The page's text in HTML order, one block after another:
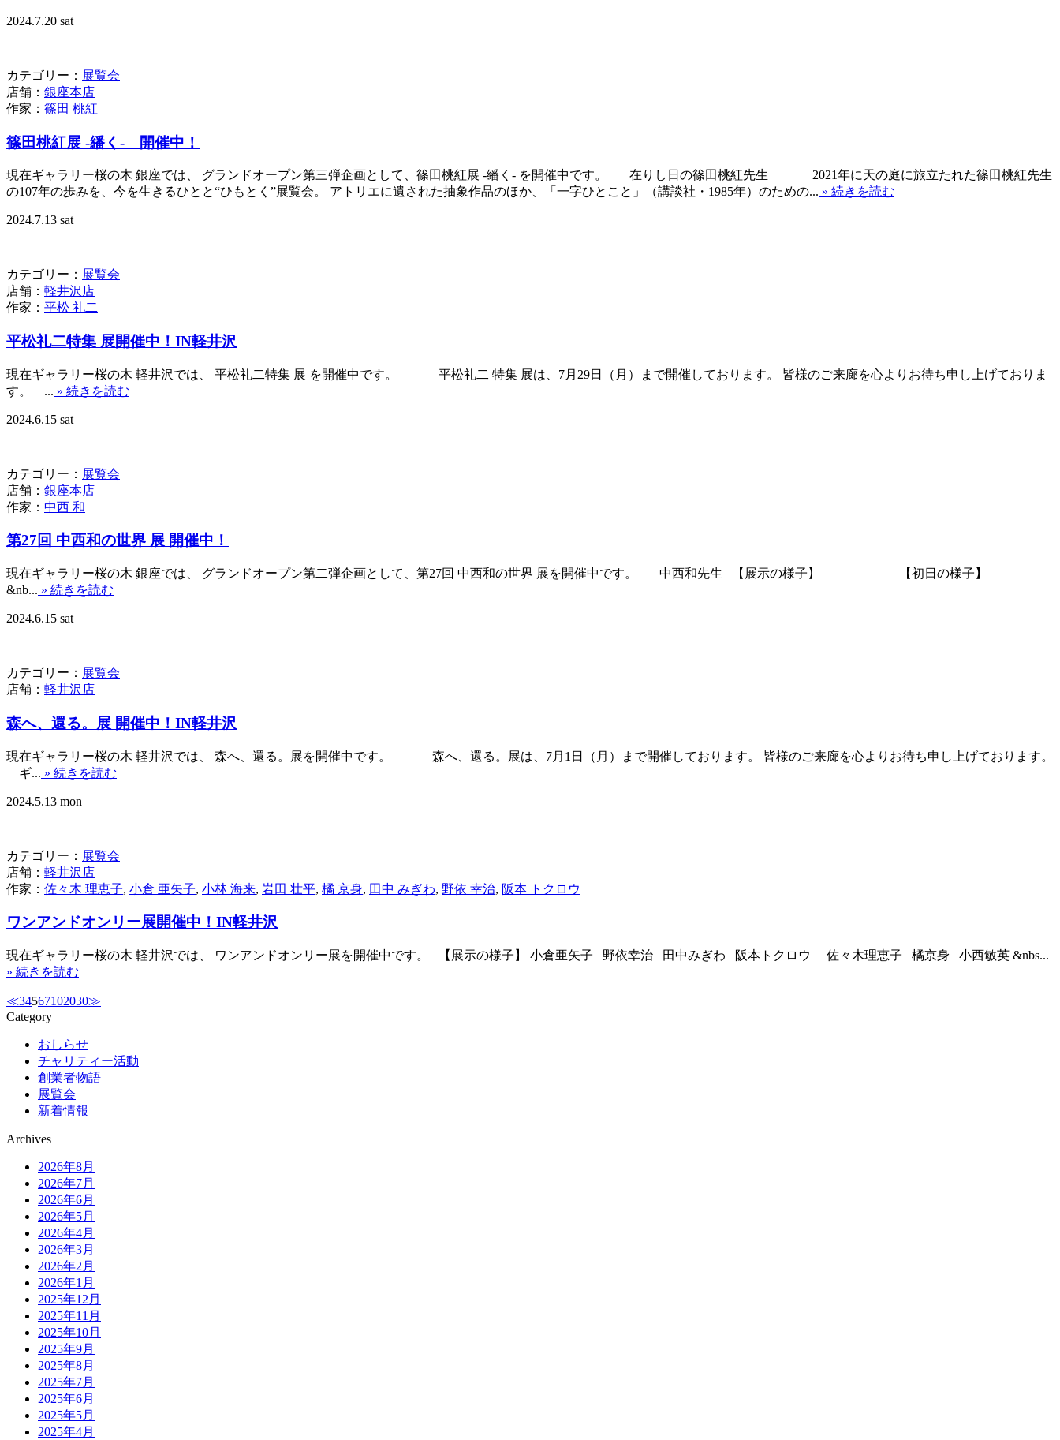
2024.7.20 sat
カテゴリー： 展覧会
店舗： 銀座本店
作家： 篠田 桃紅
篠田桃紅展 -繙く- 開催中！
現在ギャラリー桜の木 銀座では、 グランドオープン第三弾企画として、篠田桃紅展 -繙く- を開催中です。 在りし日の篠田桃紅先生 2021年に天の庭に旅立たれた篠田桃紅先生
の107年の歩みを、今を生きるひとと“ひもとく”展覧会。 アトリエに遺された抽象作品のほか、「一字ひとこと」（講談社・1985年）のための... » 続きを読む
2024.7.13 sat
カテゴリー： 展覧会
店舗： 軽井沢店
作家： 平松 礼二
平松礼二特集 展開催中！IN軽井沢
現在ギャラリー桜の木 軽井沢では、 平松礼二特集 展 を開催中です。 平松礼二 特集 展は、7月29日（月）まで開催しております。 皆様のご来廊を心よりお待ち申し上げておりま
す。 ... » 続きを読む
2024.6.15 sat
カテゴリー： 展覧会
店舗： 銀座本店
作家： 中西 和
第27回 中西和の世界 展 開催中！
現在ギャラリー桜の木 銀座では、 グランドオープン第二弾企画として、第27回 中西和の世界 展を開催中です。 中西和先生 【展示の様子】 【初日の様子】
&nb... » 続きを読む
2024.6.15 sat
カテゴリー： 展覧会
店舗： 軽井沢店
森へ、還る。展 開催中！IN軽井沢
現在ギャラリー桜の木 軽井沢では、 森へ、還る。展を開催中です。 森へ、還る。展は、7月1日（月）まで開催しております。 皆様のご来廊を心よりお待ち申し上げております。
ギ... » 続きを読む
2024.5.13 mon
カテゴリー： 展覧会
店舗： 軽井沢店
作家： 佐々木 理恵子, 小倉 亜矢子, 小林 海来, 岩田 壮平, 橘 京身, 田中 みぎわ, 野依 幸治, 阪本 トクロウ
ワンアンドオンリー展開催中！IN軽井沢
現在ギャラリー桜の木 軽井沢では、 ワンアンドオンリー展を開催中です。 【展示の様子】 小倉亜矢子 野依幸治 田中みぎわ 阪本トクロウ 佐々木理恵子 橘京身 小西敏英 &nbs...
» 続きを読む
≪34567102030≫
Category
おしらせ
チャリティー活動
創業者物語
展覧会
新着情報
Archives
2026年8月
2026年7月
2026年6月
2026年5月
2026年4月
2026年3月
2026年2月
2026年1月
2025年12月
2025年11月
2025年10月
2025年9月
2025年8月
2025年7月
2025年6月
2025年5月
2025年4月